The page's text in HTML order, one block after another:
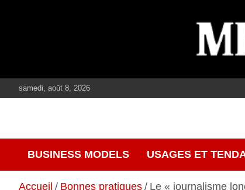
samedi, août 8, 2026
mediaculture
BUSINESS MODELS USAGES ET
Accueil Bonnes pratiques Le « journalisme